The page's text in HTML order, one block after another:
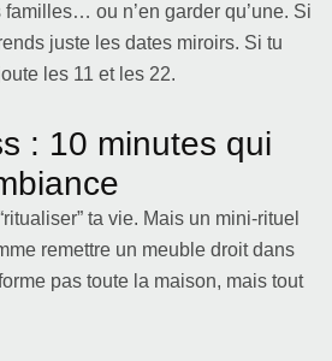
ou n’en garder qu’une. Si
juste les dates miroirs. Si tu
les 11 et les 22.
: 10 minutes qui
ta vie. Mais un mini-rituel
remettre un meuble droit dans
pas toute la maison, mais tout